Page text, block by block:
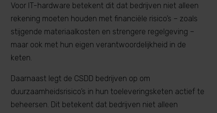
Voor IT-hardware betekent dit dat bedrijven niet alleen
rekening moeten houden met financiële risico’s – zoals
stijgende materiaalkosten en strengere regelgeving –
maar ook met hun eigen verantwoordelijkheid in de
keten.
Daarnaast legt de CSDD bedrijven op om
duurzaamheidsrisico’s in hun toeleveringsketen actief te
beheersen. Dit betekent dat bedrijven niet alleen